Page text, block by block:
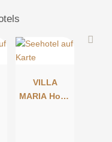
VILLA
MARIA Hotel